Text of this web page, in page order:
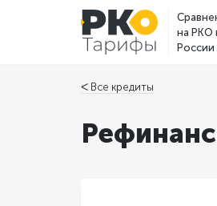
на РКО
России
ᐸ Все кредиты